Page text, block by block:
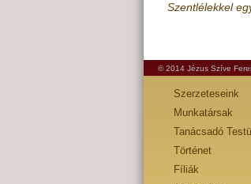
Szentlélekkel
© 2014 Jézus Szíve
Szerzeteseink
Munkatársak
Tanácsadó
Történet
Fíliák